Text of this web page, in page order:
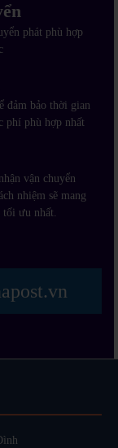
phát phù hợp
đảm bảo thời gian
phí phù hợp nhất
vận chuyển
nhiệm sẽ mang
tối ưu nhất.